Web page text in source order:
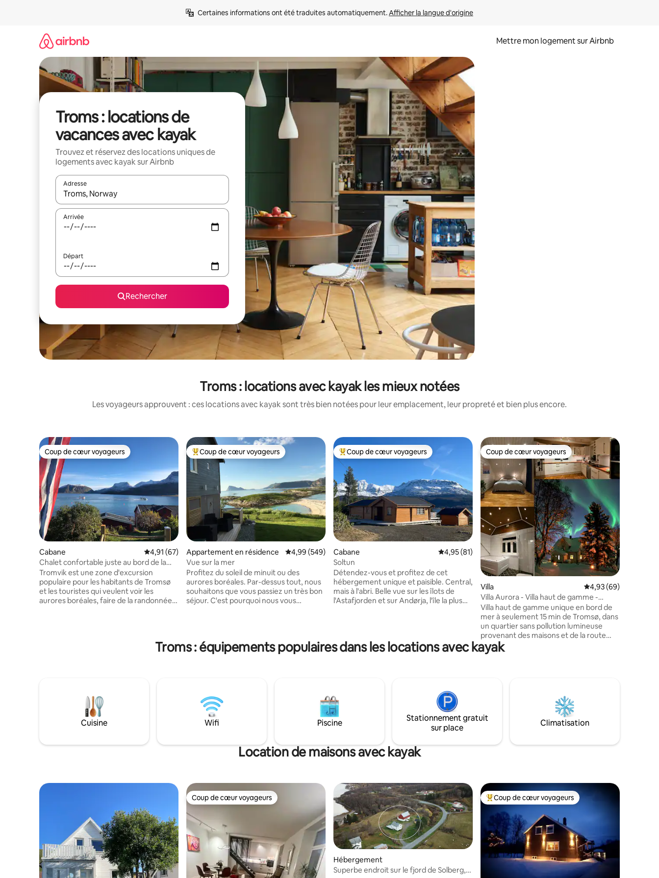
Certaines informations ont été traduites automatiquement. Afficher la langue d'origine
Mettre mon logement sur Airbnb
Troms : locations de
vacances avec kayak
Trouvez et réservez des locations uniques de
logements avec kayak sur Airbnb
Adresse
Lorsque les résultats s'affichent, utilisez les flèches vers le haut et vers le bas pour les parcourir ou en appuyant et en faisant glisser.
Arrivée
Départ
Rechercher
Troms : locations avec kayak les mieux notées
Les voyageurs approuvent : ces locations avec kayak sont très bien notées pour leur emplacement, leur propreté et bien plus encore.
Coup de cœur voyageurs
Coup de cœur voyageurs
Cabane Évaluation moyenne sur la base de 67 commentaires : 4,91 sur 5
4,91 (67)
Chalet confortable juste au bord de la
mer à Tromvik
Tromvik est une zone d'excursion
populaire pour les habitants de Tromsø
et les touristes qui veulent voir les
aurores boréales, faire de la randonnée
dîner, ouvert les samedis et dimanches.
La cabane est située juste au bord de la
mer et dispose de son propre quai. De
l'aéroport de Tromsø, il faut 45 minutes
Tromvik.
Coups de cœur voyageurs les plus appréciés
Coup de cœur voyageurs
Appartement en résidence Évaluation moyenne sur la base de 549 commentaires : 4,99 sur 5
4,99 (549)
Vue sur la mer
Profitez du soleil de minuit ou des
aurores boréales. Par-dessus tout, nous
souhaitons que vous passiez un très bon
séjour. C'est pourquoi nous vous
L'appartement est situé au premier
étage et dispose de grandes fenêtres. Il
juste à l'extérieur et à l'intérieur, vous
avez vraiment tout ce dont vous
pourriez avoir besoin.
Coups de cœur voyageurs les plus appréciés
Coup de cœur voyageurs
Cabane Évaluation moyenne sur la base de 81 commentaires : 4,95 sur 5
4,95 (81)
Soltun
Détendez-vous et profitez de cet
hébergement unique et paisible. Central,
mais à l'abri. Belle vue sur les îlots de
l'Astafjorden et sur Andørja, l'île la plus
avec une belle pelouse. À proximité de la
dans les montagnes de l'île la plus riche
en eau de Norvège, Rolla. Adapté aux
familles. Magasin à proximité. Internet.
Apple TV.
Coup de cœur voyageurs
Coup de cœur voyageurs
Villa Évaluation moyenne
4,93 (69)
Villa Aurora - Villa haut de gamme -
Chalet de ski et kayak
Villa haut de gamme unique en bord de
mer à seulement 15 min de Tromsø, dans
un quartier sans pollution lumineuse
provenant des maisons et de la route
voisines. La propriété est idéale pour
profiter de la nature, du kayak, de
est adaptée aux familles ou aux grands
groupes qui souhaitent découvrir les
aurores boréales, le ski/randonee, le
kayak ou tout simplement profiter de la
auprès de l'hôte. Doit être convenu à
Troms : équipements populaires dans les locations avec kayak
Cuisine Wifi Piscine
Stationnement gratuit
sur place
Climatisation
Location de maisons avec kayak
Coup de cœur voyageurs
Coup de cœur voyageurs
Hébergement
Superbe endroit sur le fjord de Solberg,
Coups de cœur voyageurs les plus appréciés
Coup de cœur voyageurs